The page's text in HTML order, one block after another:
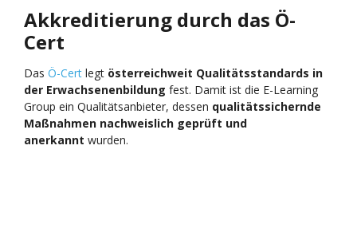
Akkreditierung durch das Ö-
Cert
Das Ö-Cert legt österreichweit Qualitätsstandards in
der Erwachsenenbildung fest. Damit ist die E-Learning
Group ein Qualitätsanbieter, dessen qualitätssichernde
Maßnahmen nachweislich geprüft und
anerkannt wurden.